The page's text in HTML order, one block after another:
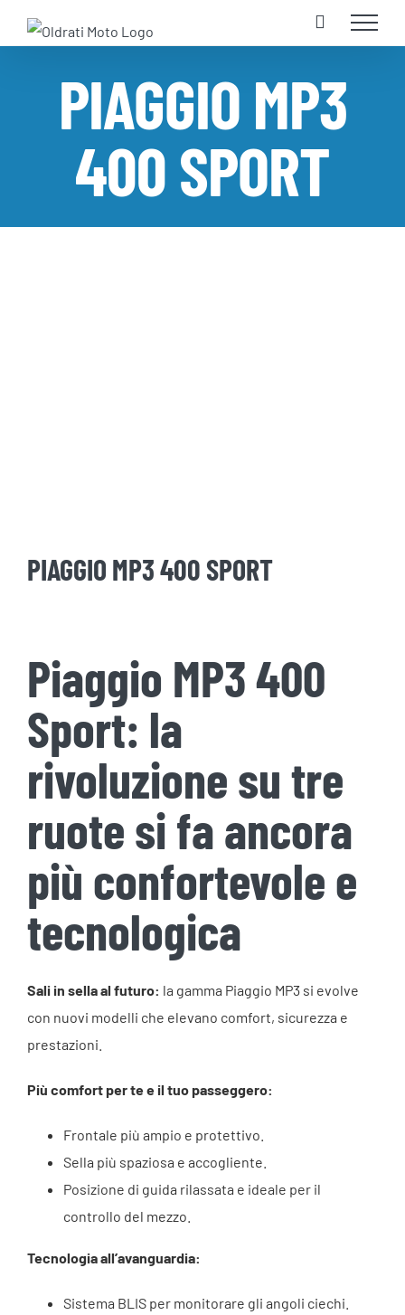
PIAGGIO MP3
400 SPORT
PIAGGIO MP3 400 SPORT
Piaggio MP3 400
Sport: la
rivoluzione su tre
ruote si fa ancora
più confortevole e
tecnologica
Sali in sella al futuro: la gamma Piaggio MP3 si evolve
con nuovi modelli che elevano comfort, sicurezza e
prestazioni.
Più comfort per te e il tuo passeggero:
Frontale più ampio e protettivo.
Sella più spaziosa e accogliente.
Posizione di guida rilassata e ideale per il
controllo del mezzo.
Tecnologia all’avanguardia:
Sistema BLIS per monitorare gli angoli ciechi.